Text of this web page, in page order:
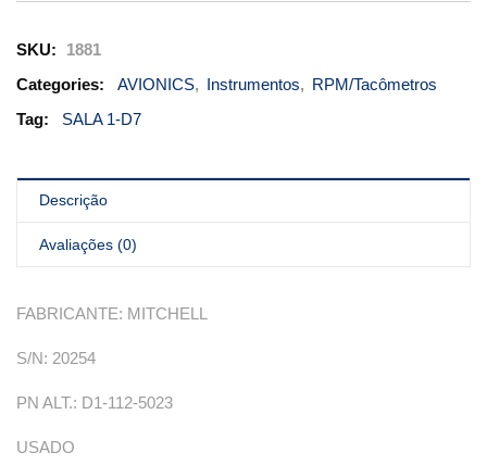
SKU:
1881
Categories:
AVIONICS, Instrumentos, RPM/Tacômetros
Tag:
SALA 1-D7
Descrição
Avaliações (0)
FABRICANTE: MITCHELL
S/N: 20254
PN ALT.: D1-112-5023
USADO